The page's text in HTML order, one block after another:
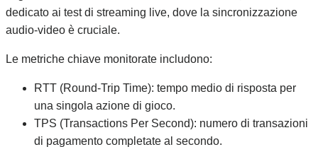
dedicato ai test di streaming live, dove la sincronizzazione
audio‑video è cruciale.
Le metriche chiave monitorate includono:
RTT (Round‑Trip Time): tempo medio di risposta per
una singola azione di gioco.
TPS (Transactions Per Second): numero di transazioni
di pagamento completate al secondo.